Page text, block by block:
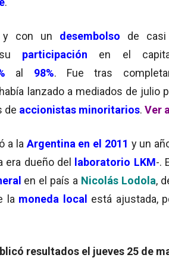
y con un desembolso de
participación en el
al 98%. Fue tras
lanzado a mediados de julio
de accionistas minoritarios. Ver
a la Argentina en el 2011 y un
era dueño del laboratorio LKM-.
en el país a Nicolás Lodola,
la moneda local está ajustada,
resultados el jueves 25 de